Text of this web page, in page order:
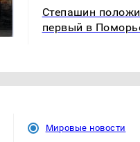
ажиотаж из-за этого
продукта: что купить?
Степашин
первый в
Мировые новости